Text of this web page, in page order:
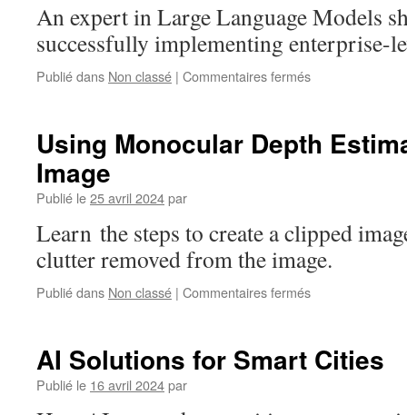
at
Hackathons
Code
An expert in Large Language Models
successfully implementing enterprise-
Publié dans Non classé | Commentaires ferméssur
for
Expert
Using Monocular Depth
Image
Publié le25 avril 2024par
Learn the steps to create a clipped
clutter removed from the image.
Publié dans Non classé | Commentaires ferméssur
Estimation
AI Solutions for Smart Cities
Publié le 16 avril 2024par